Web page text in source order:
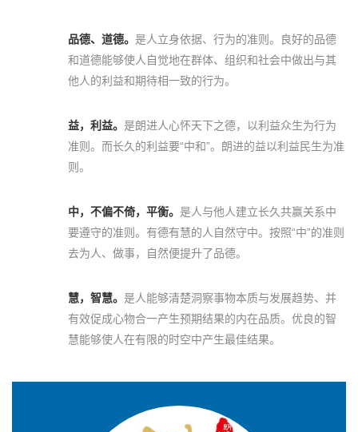
品德、道德。 是人立身依据、行为的准则。良好的品德
和道德能够使人自觉地在群体、组织和社会中做出与其
他人的利益和期待相一致的行为。
益，利益。 是朗进人心怀天下之德，以利益众生为行为
准则。而长久的利益要“中和”。朗进的益以利益民生为准
则。
中，不偏不倚，平衡。 是人与他人建立长久共赢关系中
要遵守的准则。有德有慧的人自然守中。按照“中”的准则
去为人、做事，自然便提升了品德。
慧，智慧。 是人能够清楚洞察事物本质与发展趋势、并
有效促成心物合一产生预期结果的内在品质。优良的智
慧能够使人在有限的时空中产生最佳结果。